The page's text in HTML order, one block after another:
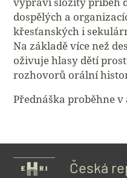
dospělých a
křesťanských i
Na základě více než
oživuje hlasy dětí
rozhovorů orální
Přednáška proběhne v
Česká